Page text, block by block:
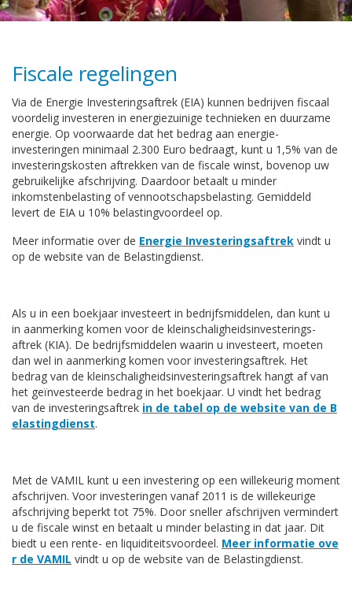
Fiscale regelingen
Via de Energie Investeringsaftrek (EIA) kunnen bedrijven fiscaal
voordelig investeren in energiezuinige technieken en duurzame
energie. Op voorwaarde dat het bedrag aan energie-
investeringen minimaal 2.300 Euro bedraagt, kunt u 1,5% van de
investeringskosten aftrekken van de fiscale winst, bovenop uw
gebruikelijke afschrijving. Daardoor betaalt u minder
inkomstenbelasting of vennootschapsbelasting. Gemiddeld
levert de EIA u 10% belastingvoordeel op.
Meer informatie over de Energie Investeringsaftrek vindt u
op de website van de Belastingdienst.
Als u in een boekjaar investeert in bedrijfsmiddelen, dan kunt u
in aanmerking komen voor de kleinschaligheidsinvesterings-
aftrek (KIA). De bedrijfsmiddelen waarin u investeert, moeten
dan wel in aanmerking komen voor investeringsaftrek. Het
bedrag van de kleinschaligheidsinvesteringsaftrek hangt af van
het geïnvesteerde bedrag in het boekjaar. U vindt het bedrag
van de investeringsaftrek in de tabel op de website van de B
elastingdienst.
Met de VAMIL kunt u een investering op een willekeurig moment
afschrijven. Voor investeringen vanaf 2011 is de willekeurige
afschrijving beperkt tot 75%. Door sneller afschrijven vermindert
u de fiscale winst en betaalt u minder belasting in dat jaar. Dit
biedt u een rente- en liquiditeitsvoordeel. Meer informatie ove
r de VAMIL vindt u op de website van de Belastingdienst.